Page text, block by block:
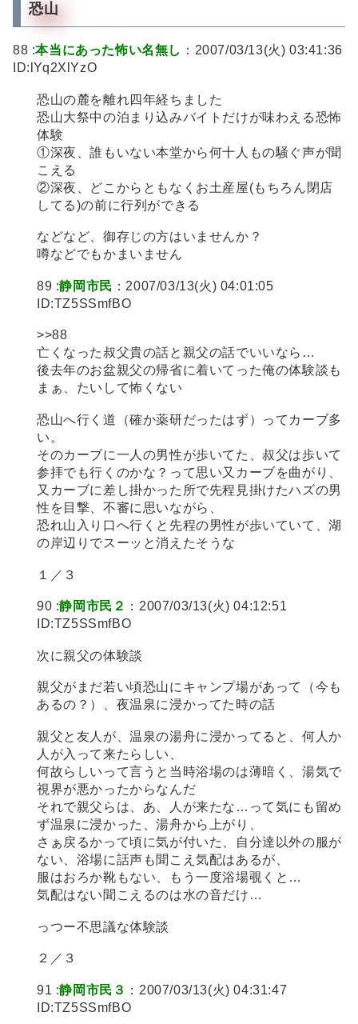
恐山
88 :本当にあった怖い名無し ：2007/03/13(火) 03:41:36
ID:lYq2XlYzO
恐山の麓を離れ四年経ちました
恐山大祭中の泊まり込みバイトだけが味わえる恐怖
体験
①深夜、誰もいない本堂から何十人もの騒ぐ声が聞
こえる
②深夜、どこからともなくお土産屋(もちろん閉店
してる)の前に行列ができる
などなど、御存じの方はいませんか？
噂などでもかまいません
89 :静岡市民 ：2007/03/13(火) 04:01:05
ID:TZ5SSmfBO
>>88
亡くなった叔父貴の話と親父の話でいいなら…
後去年のお盆親父の帰省に着いてった俺の体験談も
まぁ、たいして怖くない
恐山へ行く道（確か薬研だったはず）ってカーブ多
い。
そのカーブに一人の男性が歩いてた、叔父は歩いて
参拝でも行くのかな？って思い又カーブを曲がり、
又カーブに差し掛かった所で先程見掛けたハズの男
性を目撃、不審に思いながら、
恐れ山入り口へ行くと先程の男性が歩いていて、湖
の岸辺りでスーッと消えたそうな
１／３
90 :静岡市民２ ：2007/03/13(火) 04:12:51
ID:TZ5SSmfBO
次に親父の体験談
親父がまだ若い頃恐山にキャンプ場があって（今も
あるの？）、夜温泉に浸かってた時の話
親父と友人が、温泉の湯舟に浸かってると、何人か
人が入って来たらしい、
何故らしいって言うと当時浴場のは薄暗く、湯気で
視界が悪かったからなんだ
それで親父らは、あ、人が来たな…って気にも留め
ず温泉に浸かった、湯舟から上がり、
さぁ戻るかって頃に気が付いた、自分達以外の服が
ない、浴場に話声も聞こえ気配はあるが、
服はおろか靴もない、もう一度浴場覗くと…
気配はない聞こえるのは水の音だけ…
っつー不思議な体験談
２／３
91 :静岡市民３ ：2007/03/13(火) 04:31:47
ID:TZ5SSmfBO